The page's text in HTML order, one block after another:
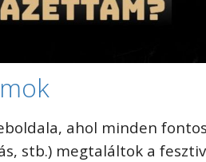
ahol minden
stb.) megtaláltok a